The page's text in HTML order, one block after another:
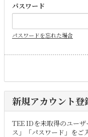
パスワード
パスワードを忘れた場合
新規アカウント登
TEE IDを未取得のユー
ス」「パスワード」をご